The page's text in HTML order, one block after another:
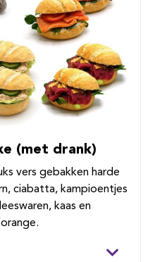
(met drank)
vers gebakken harde
ciabatta, kampioentjes
kaas en